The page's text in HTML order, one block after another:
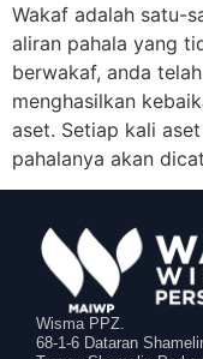
Wakaf adalah satu-
aliran pahala yang
berwakaf, anda
menghasilkan
aset. Setiap kali
pahalanya akan
Wisma PPZ.
68-1-6 Dataran